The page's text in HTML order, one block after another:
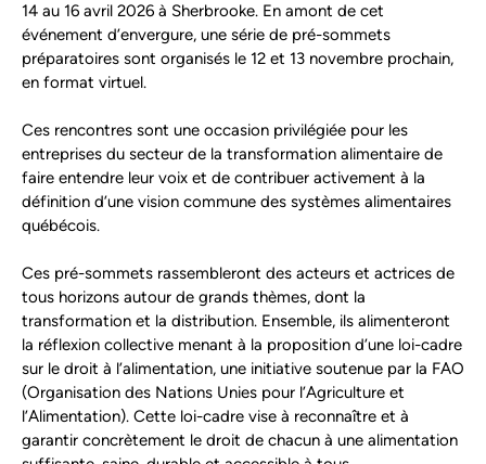
14 au 16 avril 2026 à Sherbrooke. En amont de cet
événement d’envergure, une série de pré-sommets
préparatoires sont organisés le 12 et 13 novembre prochain,
en format virtuel.
Ces rencontres sont une occasion privilégiée pour les
entreprises du secteur de la transformation alimentaire de
faire entendre leur voix et de contribuer activement à la
définition d’une vision commune des systèmes alimentaires
québécois.
Ces pré-sommets rassembleront des acteurs et actrices de
tous horizons autour de grands thèmes, dont la
transformation et la distribution. Ensemble, ils alimenteront
la réflexion collective menant à la proposition d’une loi-cadre
sur le droit à l’alimentation, une initiative soutenue par la FAO
(Organisation des Nations Unies pour l’Agriculture et
l’Alimentation). Cette loi-cadre vise à reconnaître et à
garantir concrètement le droit de chacun à une alimentation